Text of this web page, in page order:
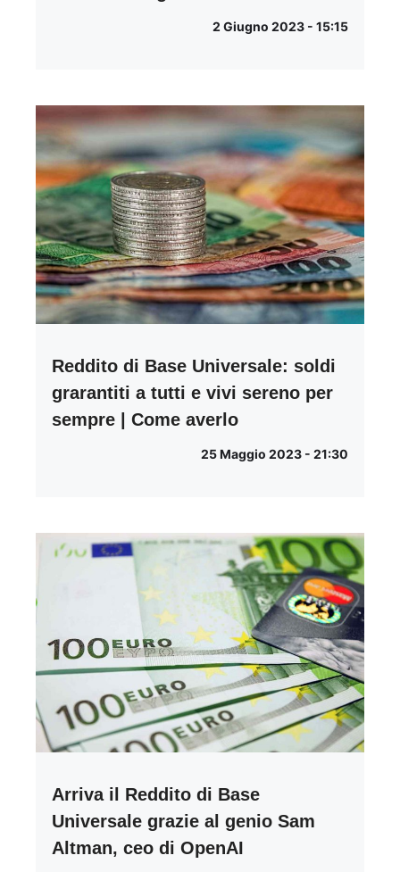
2 Giugno 2023 - 15:15
Reddito di Base Universale: soldi
grarantiti a tutti e vivi sereno per
sempre | Come averlo
25 Maggio 2023 - 21:30
Arriva il Reddito di Base
Universale grazie al genio Sam
Altman, ceo di OpenAI